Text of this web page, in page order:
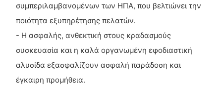
συμπεριλαμβανομένων των ΗΠΑ, που βελτιώνει την
ποιότητα εξυπηρέτησης πελατών.
- Η ασφαλής, ανθεκτική στους κραδασμούς
συσκευασία και η καλά οργανωμένη εφοδιαστική
αλυσίδα εξασφαλίζουν ασφαλή παράδοση και
έγκαιρη προμήθεια.